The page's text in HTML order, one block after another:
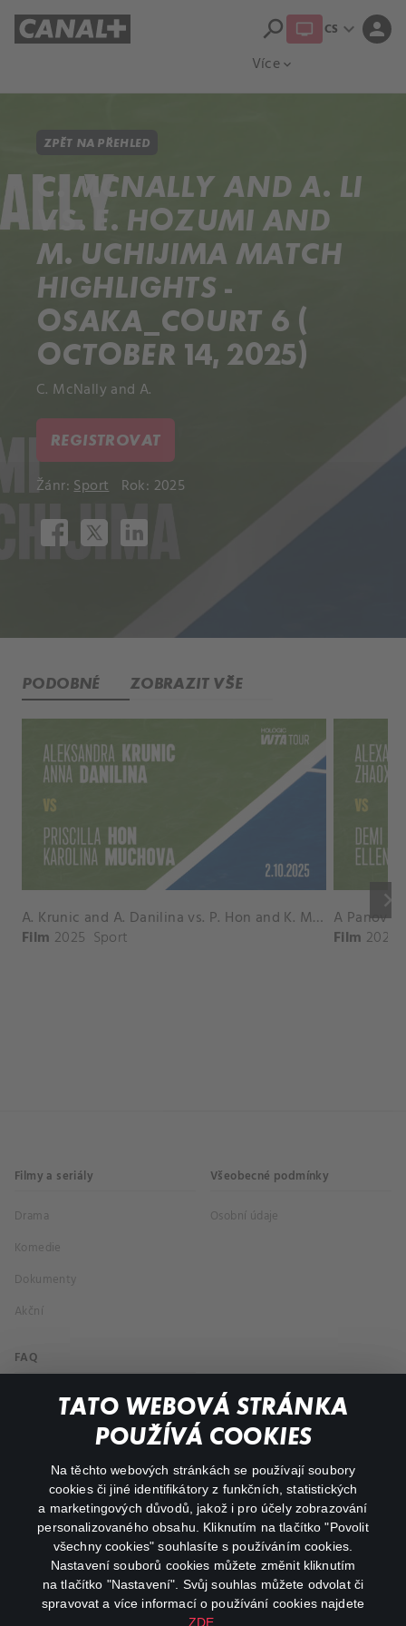
TATO WEBOVÁ STRÁNKA
POUŽÍVÁ COOKIES
Na těchto webových stránkách se používají soubory
cookies či jiné identifikátory z funkčních, statistických
a marketingových důvodů, jakož i pro účely zobrazování
personalizovaného obsahu. Kliknutím na tlačítko "Povolit
všechny cookies" souhlasíte s používáním cookies.
Nastavení souborů cookies můžete změnit kliknutím
na tlačítko "Nastavení". Svůj souhlas můžete odvolat či
spravovat a více informací o používání cookies najdete
ZDE
Více expand_more
search CS expand_more person
ZPĚT NA PŘEHLED
C. MCNALLY AND A. LI
VS. E. HOZUMI AND
M. UCHIJIMA MATCH
HIGHLIGHTS -
OSAKA_COURT 6 (
OCTOBER 14, 2025)
C. McNally and A.
REGISTROVAT
Žánr:Sport Rok: 2025
PODOBNÉ ZOBRAZIT VŠE
keyboard_arrow_right
A. Krunic and A. Danilina vs. P. Hon and K. Muchova Match Highlights - BEIJING_Capital Group Diamond ( October 02, 2025)
Film 2025 Sport Film 2026
Filmy a seriály
Drama
Komedie
Dokumenty
Akční
Všeobecné podmínky
Osobní údaje
FAQ
Můj účet
Důležité odkazy
facebookinstagram
youtube